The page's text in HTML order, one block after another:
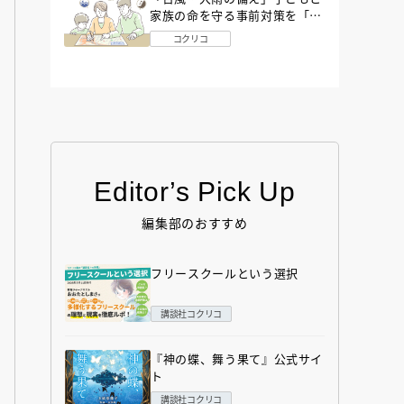
家族の命を守る事前対策を「防
災アドバイザー」が解説
コクリコ
Editor’s Pick Up
編集部のおすすめ
フリースクールという選択
講談社コクリコ
『神の蝶、舞う果て』公式サイ
ト
講談社コクリコ